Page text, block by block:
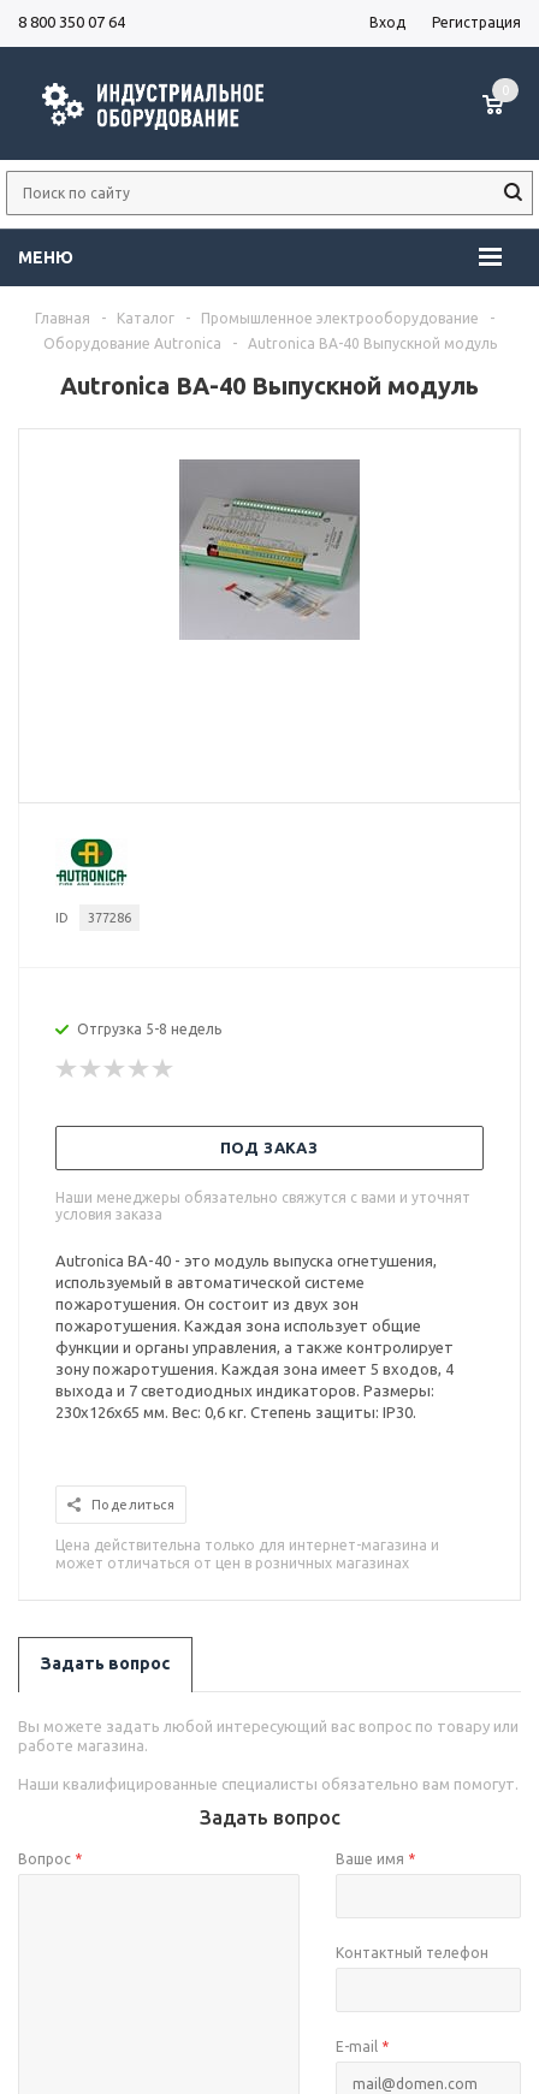
8 800 350 07 64 Вход Регистрация
МЕНЮ
0
Главная - Каталог - Промышленное электрооборудование
-
Оборудование Autronica
- Autronica BA-40 Выпускной модуль
Autronica BA-40 Выпускной модуль
ID 377286
Отгрузка 5-8 недель
ПОД ЗАКАЗ
Наши менеджеры обязательно свяжутся с вами и уточнят
условия заказа
Autronica BA-40 - это модуль выпуска огнетушения,
используемый в автоматической системе
пожаротушения. Он состоит из двух зон
пожаротушения. Каждая зона использует общие
функции и органы управления, а также контролирует
зону пожаротушения. Каждая зона имеет 5 входов, 4
выхода и 7 светодиодных индикаторов. Размеры:
230x126x65 мм. Вес: 0,6 кг. Степень защиты: IP30.
Поделиться
Цена действительна только для интернет-магазина и
может отличаться от цен в розничных магазинах
Задать вопрос
Вы можете задать любой интересующий вас вопрос по товару или
работе магазина.
Наши квалифицированные специалисты обязательно вам помогут.
Задать вопрос
Вопрос * Ваше имя *
Контактный телефон
E-mail *